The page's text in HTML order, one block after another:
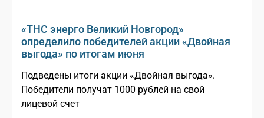
«ТНС энерго Великий Новгород»
определило победителей акции «Двойная
выгода» по итогам июня
Подведены итоги акции «Двойная выгода».
Победители получат 1000 рублей на свой
лицевой счет